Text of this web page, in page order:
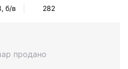
, б/в 282
продано